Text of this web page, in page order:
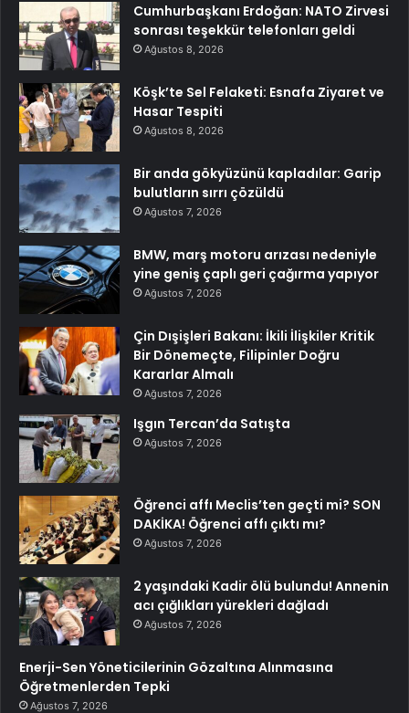
Cumhurbaşkanı Erdoğan: NATO Zirvesi
sonrası teşekkür telefonları geldi
Ağustos 8, 2026
Köşk’te Sel Felaketi: Esnafa Ziyaret ve
Hasar Tespiti
Ağustos 8, 2026
Bir anda gökyüzünü kapladılar: Garip
bulutların sırrı çözüldü
Ağustos 7, 2026
BMW, marş motoru arızası nedeniyle
yine geniş çaplı geri çağırma yapıyor
Ağustos 7, 2026
Çin Dışişleri Bakanı: İkili İlişkiler Kritik
Bir Dönemeçte, Filipinler Doğru
Kararlar Almalı
Ağustos 7, 2026
Işgın Tercan’da Satışta
Ağustos 7, 2026
Öğrenci affı Meclis’ten geçti mi? SON
DAKİKA! Öğrenci affı çıktı mı?
Ağustos 7, 2026
2 yaşındaki Kadir ölü bulundu! Annenin
acı çığlıkları yürekleri dağladı
Ağustos 7, 2026
Enerji-Sen Yöneticilerinin Gözaltına Alınmasına
Öğretmenlerden Tepki
Ağustos 7, 2026